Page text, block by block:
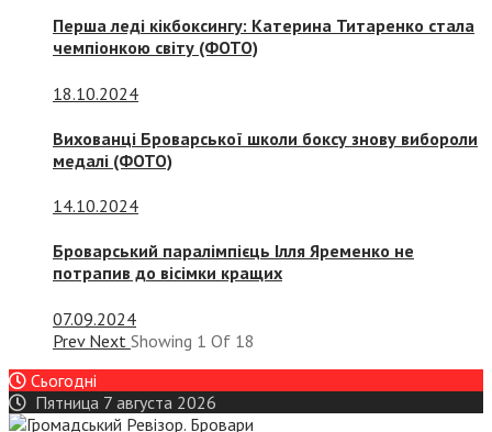
Перша леді кікбоксингу: Катерина Титаренко стала
чемпіонкою світу (ФОТО)
18.10.2024
Вихованці Броварської школи боксу знову вибороли
медалі (ФОТО)
14.10.2024
Броварський паралімпієць Ілля Яременко не
потрапив до вісімки кращих
07.09.2024
Prev Next Showing 1 Of 18
Сьогодні
Пятница 7 августа 2026